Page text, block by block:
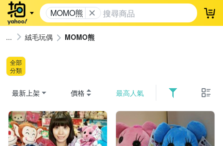
MOMO熊 登
絨毛玩偶 MOMO熊
全部
分類
最新上架 價格 最高人氣